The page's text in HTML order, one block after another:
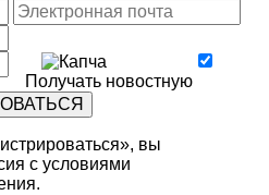
Получать новостную
вы
с условиями
.